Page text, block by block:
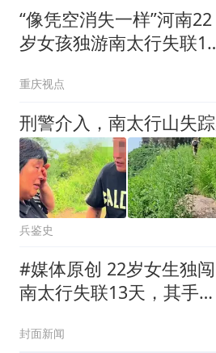
“像凭空消失一样”河南22
岁女孩独游南太行失联12
其踪迹
重庆视点
兵鉴史
#媒体原创 22岁女生独闯
南太行失联13天，其手机
援人员：基本能确定人还
封面新闻